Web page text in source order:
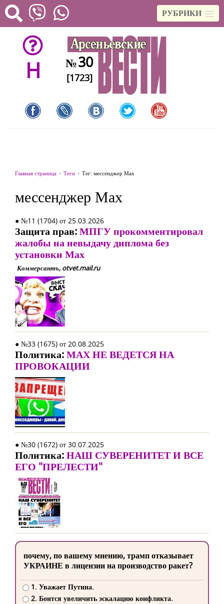
РУБРИКИ
H №30
[1723]
Главная страница Теги Тег: мессенджер Мах
мессенджер Мах
● №11 (1704) от 25.03.2026
Защита прав:МПГУ прокомментировал
жалобы на невыдачу диплома без
установки Мах
Коммерсантъ, otvet.mail.ru
● №33 (1675) от 20.08.2025
Политика:МАХ НЕ ВЕДЕТСЯ НА
ПРОВОКАЦИИ
● №30 (1672) от 30.07.2025
Политика:НАШ СУВЕРЕНИТЕТ И ВСЕ
ЕГО "ПРЕЛЕСТИ"
почему, по вашему мнению, трамп отказывает
УКРАИНЕ в лицензии на производство ракет?
1. Уважает Путина.
2. Боится увеличить эскалацию конфликта.